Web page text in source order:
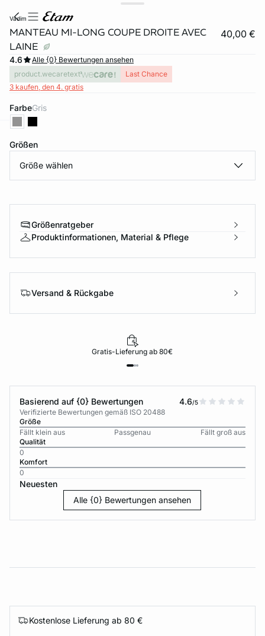
vadim
MANTEAU MI-LONG COUPE DROITE AVEC
LAINE
40,00 €
4.6
Alle {0} Bewertungen ansehen
product.wecaretext
Last Chance
3 kaufen, den 4. gratis
Farbe gris
Größen
Größe wählen
Größenratgeber
Produktinformationen, Material & Pflege
Versand & Rückgabe
Gratis-Lieferung ab 80€
Basierend auf {0} Bewertungen 4.6/5
Verifizierte Bewertungen gemäß ISO 20488
Größe
Fällt klein aus
Passgenau
Fällt groß aus
Qualität
0
Komfort
0
Neuesten
Alle {0} Bewertungen ansehen
Kostenlose Lieferung ab 80 €